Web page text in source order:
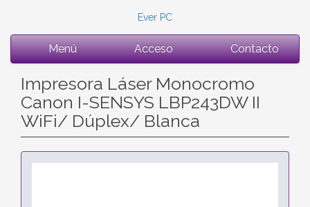
Ever PC
Menú Acceso Contacto
Impresora Láser Monocromo
Canon I-SENSYS LBP243DW II
WiFi/ Dúplex/ Blanca